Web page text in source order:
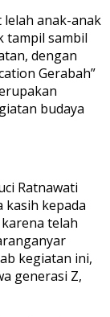
anak-anak
tampil sambil
dengan
Gerabah”
budaya
Ratnawati
kasih kepada
telah
kegiatan ini,
generasi Z,